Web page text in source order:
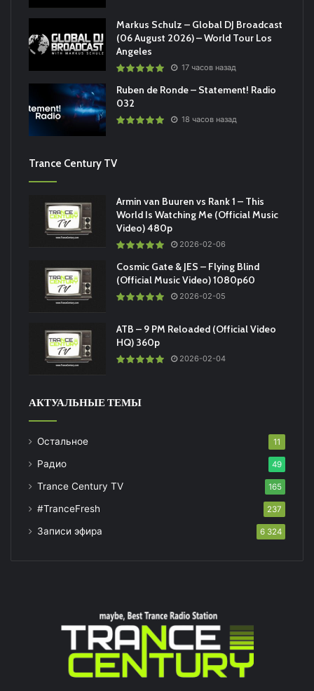
Markus Schulz – Global DJ Broadcast
(06 August 2026) – World Tour Los
Angeles
17 часов назад
Ruben de Ronde – Statement! Radio
032
18 часов назад
Trance Century TV
Armin van Buuren vs Rank 1 – This
World Is Watching Me (Official Music
Video) 480p
2026-02-06
Cosmic Gate & JES – Flying Blind
(Official Music Video) 1080p60
2026-02-05
ATB – 9 PM Reloaded (Official Video
HQ) 360p
2026-02-04
АКТУАЛЬНЫЕ ТЕМЫ
Остальное 11
Радио 49
Trance Century TV 165
#TranceFresh 237
Записи эфира 6 324